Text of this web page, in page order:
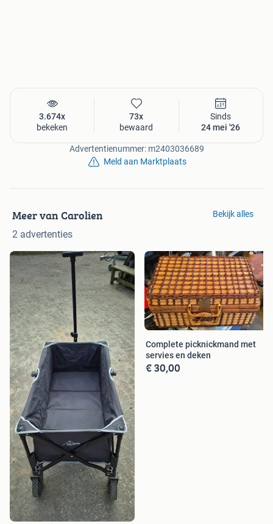
3.674x
bekeken
73x
bewaard
Sinds
24 mei '26
Advertentienummer: m2403036689
Meld aan Marktplaats
Meer van Carolien
2 advertenties
Bekijk alles
Complete picknickmand met
servies en deken
€ 30,00